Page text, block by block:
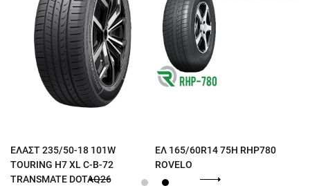
ΕΛΑΣΤ 235/50-18 101W
TOURING H7 XL C-B-72
TRANSMATE DOTAQ26
ΕΛ 165/60R14 75H RHP780
ROVELO